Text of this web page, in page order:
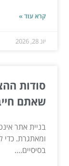
קרא עוד »
יונ 28, 2026
סודות
שאתם
בניית אתר
ומאתגרת. כדי
בסיסיים....